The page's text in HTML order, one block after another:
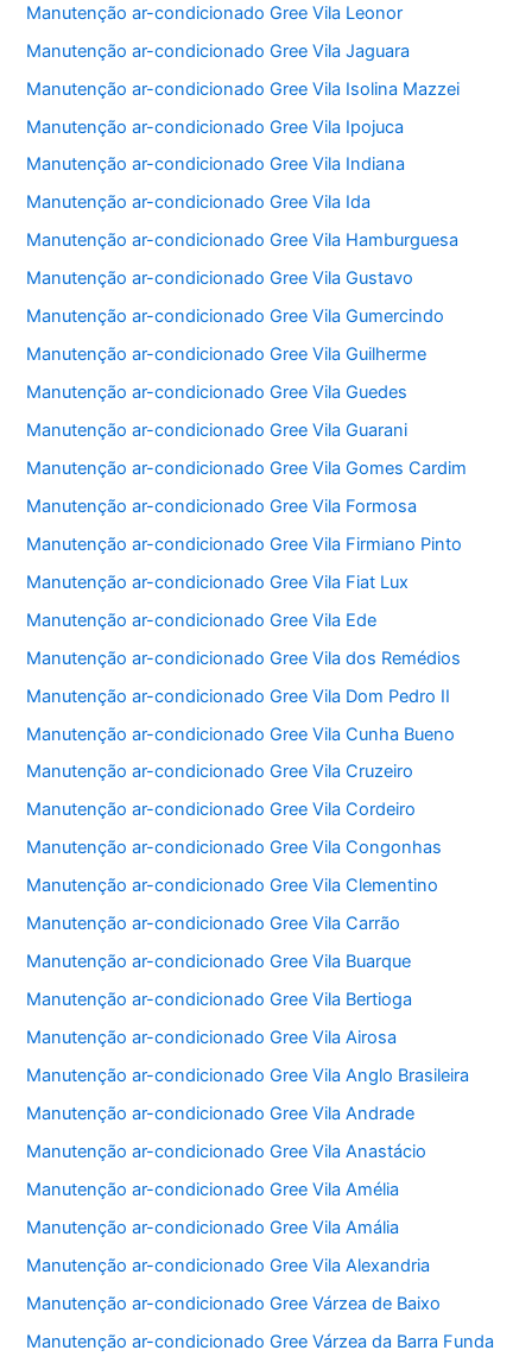
Manutenção ar-condicionado Gree Vila Leonor
Manutenção ar-condicionado Gree Vila Jaguara
Manutenção ar-condicionado Gree Vila Isolina Mazzei
Manutenção ar-condicionado Gree Vila Ipojuca
Manutenção ar-condicionado Gree Vila Indiana
Manutenção ar-condicionado Gree Vila Ida
Manutenção ar-condicionado Gree Vila Hamburguesa
Manutenção ar-condicionado Gree Vila Gustavo
Manutenção ar-condicionado Gree Vila Gumercindo
Manutenção ar-condicionado Gree Vila Guilherme
Manutenção ar-condicionado Gree Vila Guedes
Manutenção ar-condicionado Gree Vila Guarani
Manutenção ar-condicionado Gree Vila Gomes Cardim
Manutenção ar-condicionado Gree Vila Formosa
Manutenção ar-condicionado Gree Vila Firmiano Pinto
Manutenção ar-condicionado Gree Vila Fiat Lux
Manutenção ar-condicionado Gree Vila Ede
Manutenção ar-condicionado Gree Vila dos Remédios
Manutenção ar-condicionado Gree Vila Dom Pedro II
Manutenção ar-condicionado Gree Vila Cunha Bueno
Manutenção ar-condicionado Gree Vila Cruzeiro
Manutenção ar-condicionado Gree Vila Cordeiro
Manutenção ar-condicionado Gree Vila Congonhas
Manutenção ar-condicionado Gree Vila Clementino
Manutenção ar-condicionado Gree Vila Carrão
Manutenção ar-condicionado Gree Vila Buarque
Manutenção ar-condicionado Gree Vila Bertioga
Manutenção ar-condicionado Gree Vila Airosa
Manutenção ar-condicionado Gree Vila Anglo Brasileira
Manutenção ar-condicionado Gree Vila Andrade
Manutenção ar-condicionado Gree Vila Anastácio
Manutenção ar-condicionado Gree Vila Amélia
Manutenção ar-condicionado Gree Vila Amália
Manutenção ar-condicionado Gree Vila Alexandria
Manutenção ar-condicionado Gree Várzea de Baixo
Manutenção ar-condicionado Gree Várzea da Barra Funda